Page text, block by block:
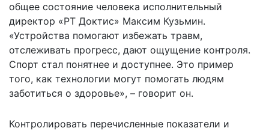
общее состояние человека исполнительный
директор «РТ Доктис» Максим Кузьмин.
«Устройства помогают избежать травм,
отслеживать прогресс, дают ощущение контроля.
Спорт стал понятнее и доступнее. Это пример
того, как технологии могут помогать людям
заботиться о здоровье», – говорит он.
Контролировать перечисленные показатели и